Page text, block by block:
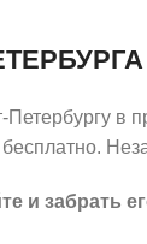
в
и забрать